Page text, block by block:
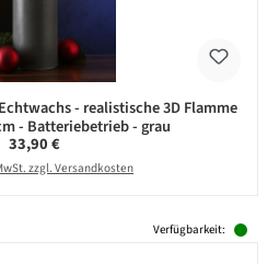
- realistische 3D Flamme
- Batteriebetrieb - grau
Regulärer Preis:
33,90 €
zzgl. Versandkosten
Verfügbarkeit: